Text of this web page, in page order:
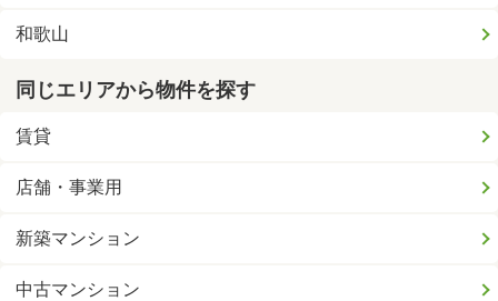
和歌山
同じエリアから物件を探す
賃貸
店舗・事業用
新築マンション
中古マンション